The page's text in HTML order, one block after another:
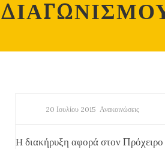
20 Ιουλίου 2015 Ανακοινώσεις
Η διακήρυξη αφορά στον